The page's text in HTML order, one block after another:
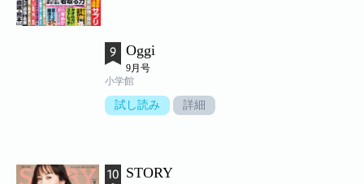
Oggi
9月号
小学館
試し読み 詳細
STORY